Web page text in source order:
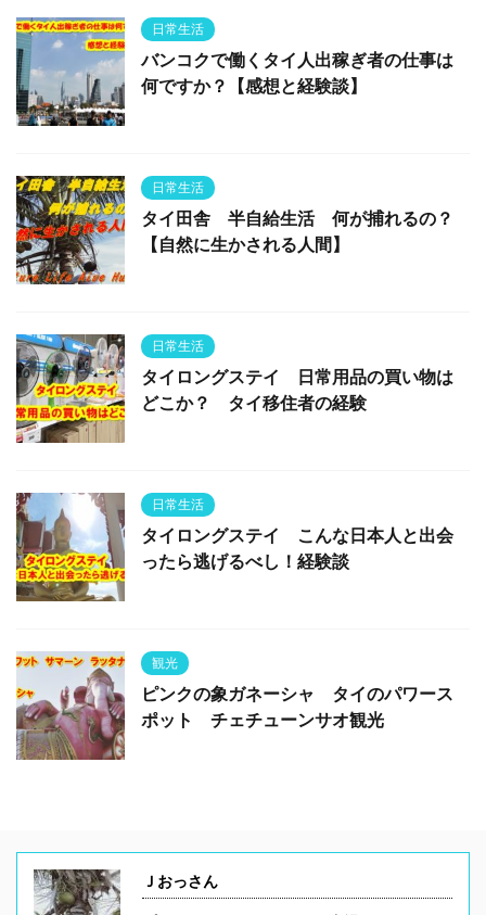
日常生活
バンコクで働くタイ人出稼ぎ者の仕事は
何ですか？【感想と経験談】
日常生活
タイ田舎 半自給生活 何が捕れるの？
【自然に生かされる人間】
日常生活
タイロングステイ 日常用品の買い物は
どこか？ タイ移住者の経験
日常生活
タイロングステイ こんな日本人と出会
ったら逃げるべし！経験談
観光
ピンクの象ガネーシャ タイのパワース
ポット チェチューンサオ観光
Ｊおっさん